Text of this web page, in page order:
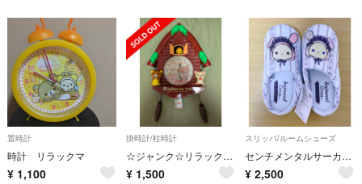
置時計
時計 リラックマ
¥ 1,100
掛時計/柱時計
☆ジャンク☆リラックマ&コリラックマ 壁紙掛け時計
¥ 1,500
スリッパ/ルームシューズ
センチメンタルサーカス スリッパ
¥ 2,500